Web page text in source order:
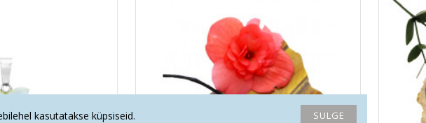
SULGE
kasutatakse küpsiseid.